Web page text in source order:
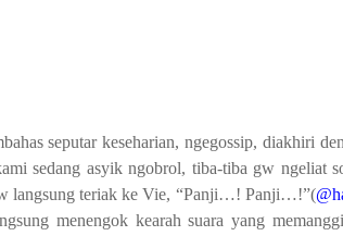
seputar keseharian, ngegossip, diakhiri
sedang asyik ngobrol, tiba-tiba gw ngeliat
langsung teriak ke Vie, “Panji…! Panji…!”(
menengok kearah suara yang